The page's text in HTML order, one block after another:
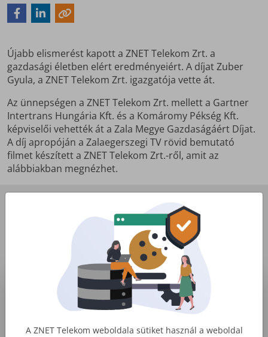
Újabb elismerést kapott a ZNET Telekom Zrt. a
gazdasági életben elért eredményeiért. A díjat Zuber
Gyula, a ZNET Telekom Zrt. igazgatója vette át.
Az ünnepségen a ZNET Telekom Zrt. mellett a Gartner
Intertrans Hungária Kft. és a Komáromy Pékség Kft.
képviselői vehették át a Zala Megye Gazdaságáért Díjat.
A díj apropóján a Zalaegerszegi TV rövid bemutató
filmet készített a ZNET Telekom Zrt.-ről, amit az
alábbiakban megnézhet.
Ilyenek voltunk 2018-ban
ZNET Telekom
A ZNET Telekom weboldala sütiket használ a weboldal